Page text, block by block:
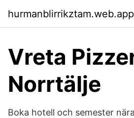
hurmanblirrikztam.web.app
Vreta
Norrtälje
Boka hotell och semester